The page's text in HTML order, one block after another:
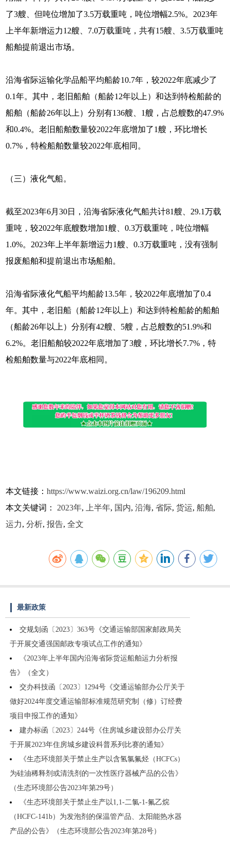
了3艘、但吨位增加了3.5万载重吨，吨位增幅2.5%。2023年
上半年新增运力12艘、7.0万载重吨，共有15艘、3.5万载重吨
船舶提前退出市场。
沿海省际运输化学品船平均船龄10.7年，较2022年底减少了
0.1年。其中，老旧船舶（船龄12年以上）和达到特检船龄的
船舶（船龄26年以上）分别有136艘、1艘，占总艘数的47.9%
和0.4%。老旧船舶数量较2022年底增加了1艘，环比增长
0.7%，特检船舶数量较2022年底相同。
（三）液化气船。
截至2023年6月30日，沿海省际液化气船共计81艘、29.1万载
重吨，较2022年底艘数增加1艘、0.3万载重吨，吨位增幅
1.0%。2023年上半年新增运力1艘、0.3万载重吨，没有强制
报废船舶和提前退出市场船舶。
沿海省际液化气船平均船龄13.5年，较2022年底增加了0.4
年。其中，老旧船（船龄12年以上）和达到特检船龄的船舶
（船龄26年以上）分别有42艘、5艘，占总艘数的51.9%和
6.2%。老旧船舶较2022年底增加了3艘，环比增长7.7%，特
检船舶数量与2022年底相同。
本文链接：https://www.waizi.org.cn/law/196209.html
本文关键词：2023年,上半年, 国内,沿海,省际,货运,船舶,
运力,分析,报告,全文
最新政策
交规划函〔2023〕363号《交通运输部国家邮政局关
于开展交通强国邮政专项试点工作的通知》
《2023年上半年国内沿海省际货运船舶运力分析报
告》（全文）
交办科技函〔2023〕1294号《交通运输部办公厅关于
做好2024年度交通运输部标准规范研究制（修）订经费
项目申报工作的通知》
建办标函〔2023〕244号《住房城乡建设部办公厅关
于开展2023年住房城乡建设科普系列比赛的通知》
《生态环境部关于禁止生产以含氢氯氟烃（HCFCs）
为硅油稀释剂或清洗剂的一次性医疗器械产品的公告》
（生态环境部公告2023年第29号）
《生态环境部关于禁止生产以1,1-二氯-1-氟乙烷
（HCFC-141b）为发泡剂的保温管产品、太阳能热水器
产品的公告》（生态环境部公告2023年第28号）